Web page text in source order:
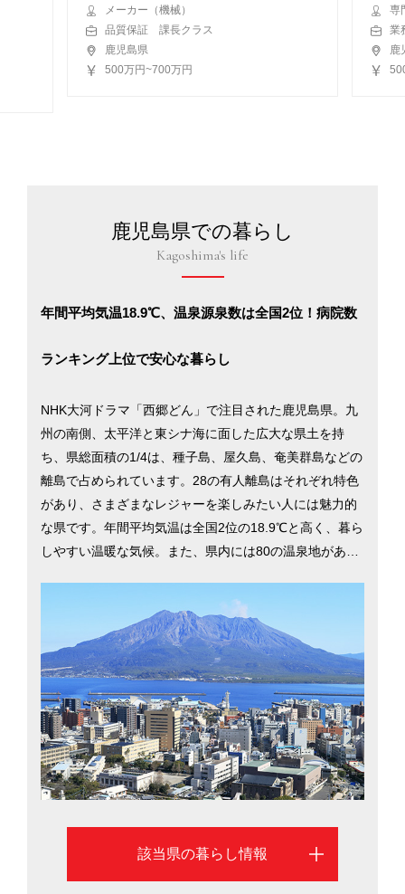
メーカー（機械）
品質保証 課長クラス
鹿児島県
500万円~700万円
専
業
鹿
鹿児島県での暮らし
Kagoshima's life
年間平均気温18.9℃、温泉源泉数は全国2位！病院数
ランキング上位で安心な暮らし
NHK大河ドラマ「西郷どん」で注目された鹿児島県。九
州の南側、太平洋と東シナ海に面した広大な県土を持
ち、県総面積の1/4は、種子島、屋久島、奄美群島などの
離島で占められています。28の有人離島はそれぞれ特色
があり、さまざまなレジャーを楽しみたい人には魅力的
な県です。年間平均気温は全国2位の18.9℃と高く、暮ら
しやすい温暖な気候。また、県内には80の温泉地があ
ほとんどの温泉が豊富に湧き出す天然湯を利用していま
す。食では、黒豚、黒牛、カツオ、ウナギなどが有名
で、ウナギ、カンパチ、ブリ、クロマグロは漁獲量日本
一。豊かな自然の恵みが毎日の食卓に届きます。さら
に、人口10万人当たりの一般病院数は全国2位（2013
年）、刑法犯認知件数の低さは全国8位（2012年）と、
安心・安全に暮らせる環境が整っています。鹿児島市を
中心に、鹿児島県への移住を考える際に役立つ情報を掲
載しています。
該当県の暮らし情報